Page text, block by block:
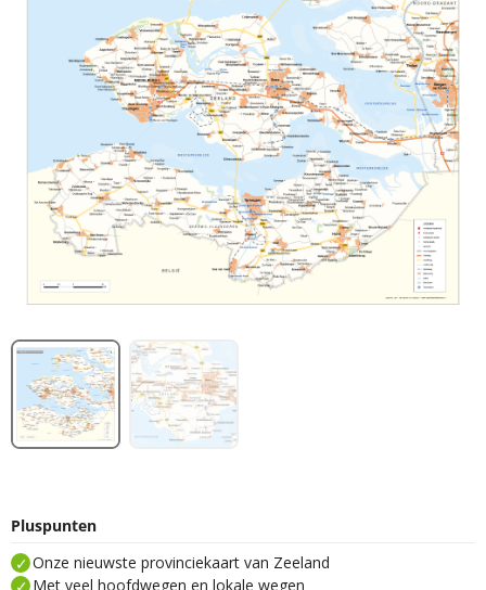
Pluspunten
Onze nieuwste provinciekaart van Zeeland
Met veel hoofdwegen en lokale wegen